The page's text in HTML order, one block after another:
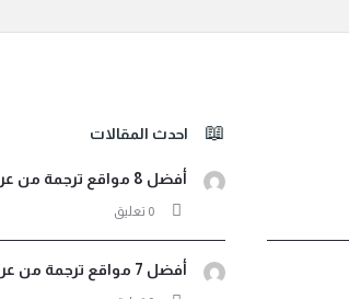
احدث المقالات
أفضل 8 مواقع ترجمة من عربي لأثيوبي صوت ونصوص مجانية
‫0 تعليق
أفضل 7 مواقع ترجمة من عربي إلى اندونيسيا فورية مجانية